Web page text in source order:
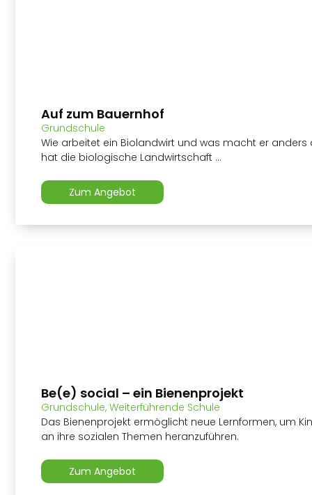
Auf zum Bauernhof
Grundschule
Wie arbeitet ein Biolandwirt und was macht er
hat die biologische Landwirtschaft ...
Zum Angebot
Be(e) social – ein Bienenprojekt
Grundschule, Weiterführende Schule
Das Bienenprojekt ermöglicht neue Lernformen, um
an ihre sozialen Themen heranzuführen.
Zum Angebot